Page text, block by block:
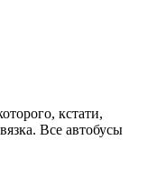
кстати,
Все автобусы